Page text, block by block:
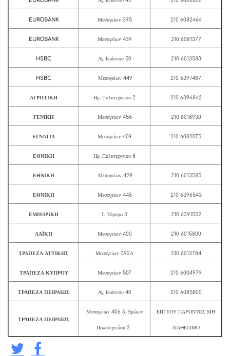
EUROBANK Μεσογείων 395 210 6082464
EUROBANK Μεσογείων 439 210 6081377
HSBC Αγ. Ιωάννου 50 210 6013583
HSBC Μεσογείων 449 210 6397487
ΑΓΡΟΤΙΚΗ Ηρ. Πολυτεχνείου 2 210 6396842
ΓΕΝΙΚΗ Μεσογείων 455 210 6018930
ΕΓΝΑΤΙΑ Μεσογείων 409 210 6082075
ΕΘΝΙΚΗ Ηρ. Πολυτεχνείου 8
ΕΘΝΙΚΗ Μεσογείων 429 210 6013585
ΕΘΝΙΚΗ Μεσογείων 445 210 6396543
ΕΜΠΟΡΙΚΗ Σ. Τόμπρα 3 210 6391552
ΛΑΪΚΗ Μεσογείων 400 210 6015800
ΤΡΑΠΕΖΑ ΑΤΤΙΚΗΣ Μεσογείων 392Α 210 6013784
ΤΡΑΠΕΖΑ ΚΥΠΡΟΥ Μεσογείων 507 210 6004979
ΤΡΑΠΕΖΑ ΠΕΙΡΑΙΩΣ Αγ. Ιωάννου 40 210 6085800
ΤΡΑΠΕΖΑ ΠΕΙΡΑΙΩΣ
Μεσογείων 406 & Ηρώων
Πολυτεχνείου 2
ΕΠΙ ΤΟΥ ΠΑΡΟΝΤΟΣ ΜΗ
ΔΙΑΘΕΣΙΜΟ